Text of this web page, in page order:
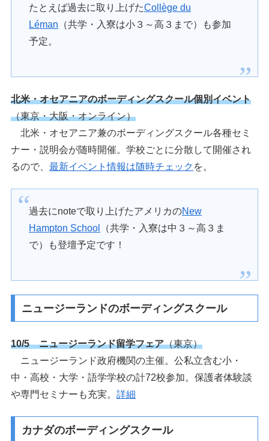
たとえば過去に取り上げたCollège du
Léman （共学・入寮は小３～高３まで）も参加
予定。
北米・オセアニアのボーディングスクール個別イベント
（東京・大阪・オンライン）
北米・オセアニア兼のボーディングスクール各種セミ
ナー・説明会が随時開催。学校ごとに分散して開催され
るので、最新イベント情報は随時チェック を。
過去にnoteで取り上げたアメリカのNew
Hampton School
（共学・入寮は中３～高３ま
で）も登壇予定です！
ニュージーランドのボーディングスクール
10/5 ニュージーランド留学フェア（東京）
ニュージーランド政府機関の主催。公私立含む小・
中・高校・大学・語学学校の計72校参加。保護者体験談
や専門セミナーも充実。詳細
カナダのボーディングスクール